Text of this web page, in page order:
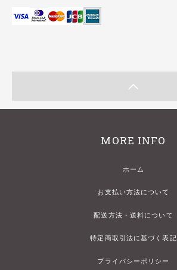
MORE INFO
ホーム
お支払い方法について
配送方法・送料について
特定商取引法に基づく表記
プライバシーポリシー